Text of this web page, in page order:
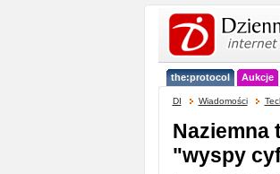
the:protocol Aukcje
DI Wiadomości
Naziemna
"wyspy